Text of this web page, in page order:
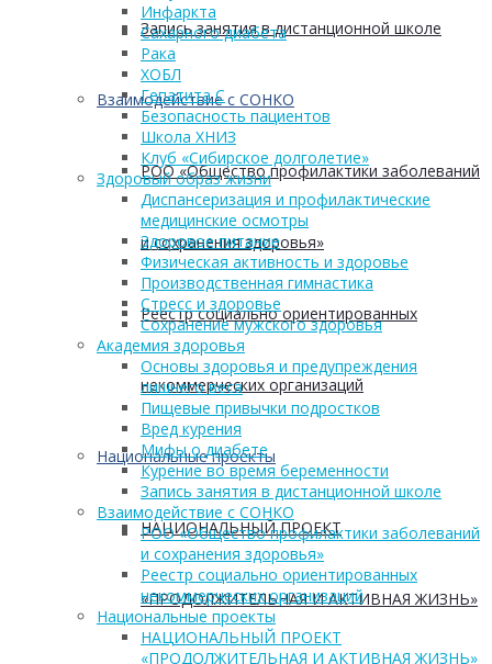
Запись занятия в дистанционной школе
Взаимодействие с СОНКО
РОО «Общество профилактики заболеваний
и сохранения здоровья»
Реестр социально ориентированных
некоммерческих организаций
Национальные проекты
НАЦИОНАЛЬНЫЙ ПРОЕКТ
«ПРОДОЛЖИТЕЛЬНАЯ И АКТИВНАЯ ЖИЗНЬ»
Инфаркта
Сахарного диабета
Рака
ХОБЛ
Гепатита С
Безопасность пациентов
Школа ХНИЗ
Клуб «Сибирское долголетие»
Здоровый образ жизни
Диспансеризация и профилактические
медицинские осмотры
Здоровое питание
Физическая активность и здоровье
Производственная гимнастика
Стресс и здоровье
Сохранение мужского здоровья
Академия здоровья
Основы здоровья и предупреждения
лишнего веса
Пищевые привычки подростков
Вред курения
Мифы о диабете
Курение во время беременности
Запись занятия в дистанционной школе
Взаимодействие с СОНКО
РОО «Общество профилактики заболеваний
и сохранения здоровья»
Реестр социально ориентированных
некоммерческих организаций
Национальные проекты
НАЦИОНАЛЬНЫЙ ПРОЕКТ
«ПРОДОЛЖИТЕЛЬНАЯ И АКТИВНАЯ ЖИЗНЬ»